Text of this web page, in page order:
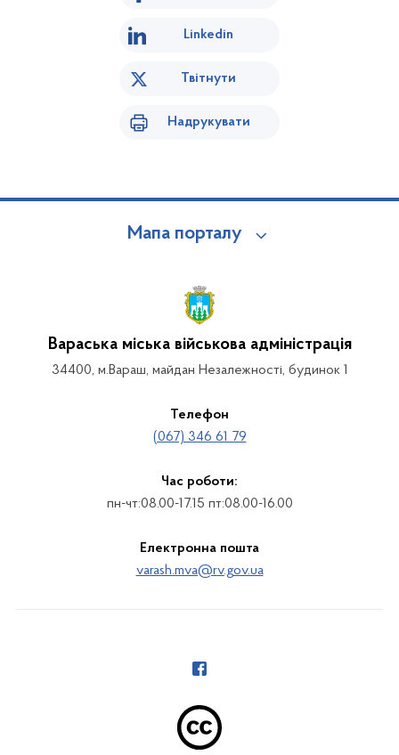
Linkedin
Твітнути
Надрукувати
Мапа порталу
Вараська міська військова адміністрація
34400, м.Вараш, майдан Незалежності, будинок 1
Телефон
(067) 346 61 79
Час роботи:
пн-чт:08.00-17.15 пт:08.00-16.00
Електронна пошта
varash.mva@rv.gov.ua